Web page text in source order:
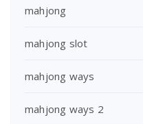
mahjong
mahjong slot
mahjong ways
mahjong ways 2